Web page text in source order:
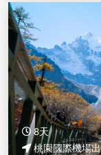
8天
桃園國際機場